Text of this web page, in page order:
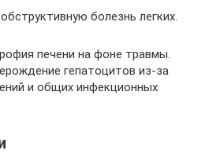
болезнь легких.
печени на фоне травмы.
гепатоцитов из-за
и общих инфекционных